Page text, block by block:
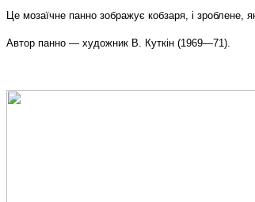
Це мозаїчне панно зображує кобзаря, і зроблене,
Автор панно — художник В. Куткін (1969—71).